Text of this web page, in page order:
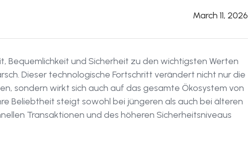
March 11, 2026
Bequemlichkeit und Sicherheit zu den wichtigsten Werten
Dieser technologische Fortschritt verändert nicht nur die
sondern wirkt sich auch auf das gesamte Ökosystem von
Beliebtheit steigt sowohl bei jüngeren als auch bei älteren
Transaktionen und des höheren Sicherheitsniveaus